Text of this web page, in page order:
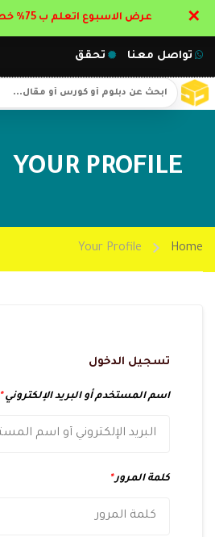
تواصل معنا تحقق
YOUR PROFILE
Home
Your Profile
تسجيل الدخول
اسم المستخدم أو البريد الإلكتروني*
كلمة المرور*
عرض الاسبوع اتعلم ب 75% خصم : احجز مقعدك الان ✕